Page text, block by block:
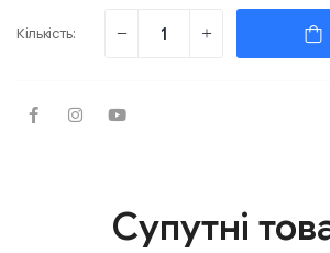
Кількість:
Супутні